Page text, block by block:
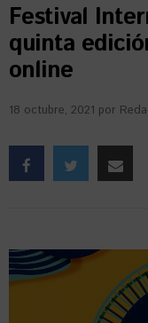
Festival
quinta
online
18 octubre, 2021 por